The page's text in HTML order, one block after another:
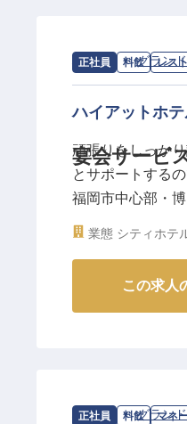
正社員 料飲 レス
宴会サービ
求人情報：グラン
ハイアットホ
頑張りをしっか
とサポートする
福岡市中心部・
観光を目的とし
業態 シティホテ
この求人
正社員 料飲 マネ
求人情報：グラン